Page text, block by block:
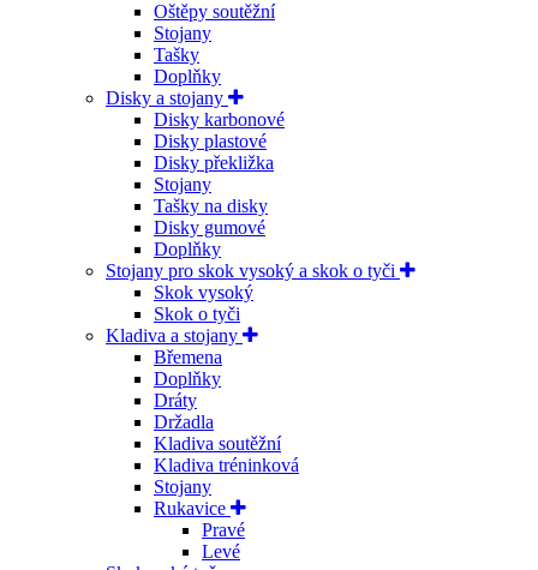
Oštěpy soutěžní
Stojany
Tašky
Doplňky
Disky a stojany
Disky karbonové
Disky plastové
Disky překližka
Stojany
Tašky na disky
Disky gumové
Doplňky
Stojany pro skok vysoký a skok o tyči
Skok vysoký
Skok o tyči
Kladiva a stojany
Břemena
Doplňky
Dráty
Držadla
Kladiva soutěžní
Kladiva tréninková
Stojany
Rukavice
Pravé
Levé